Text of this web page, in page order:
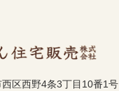
区西野4条3丁目10番1号